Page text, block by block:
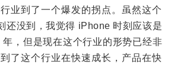
业到了一个爆发的拐点。虽然这个
还没到，我觉得 iPhone 时刻应该是
，但是现在这个行业的形势已经非
了这个行业在快速成长，产品在快